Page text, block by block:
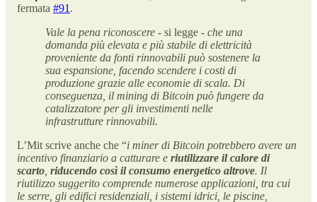
fermata #91 .
Vale la pena riconoscere - si legge - che una
domanda più elevata e più stabile di elettricità
proveniente da fonti rinnovabili può sostenere la
sua espansione, facendo scendere i costi di
produzione grazie alle economie di scala. Di
conseguenza, il mining di Bitcoin può fungere da
catalizzatore per gli investimenti nelle
infrastrutture rinnovabili.
L’Mit scrive anche che “i miner di Bitcoin potrebbero avere un
incentivo finanziario a catturare e riutilizzare il calore di
scarto riducendo così il consumo energetico altrove. Il
riutilizzo suggerito comprende numerose applicazioni, tra cui
le serre, gli edifici residenziali, i sistemi idrici, le piscine,